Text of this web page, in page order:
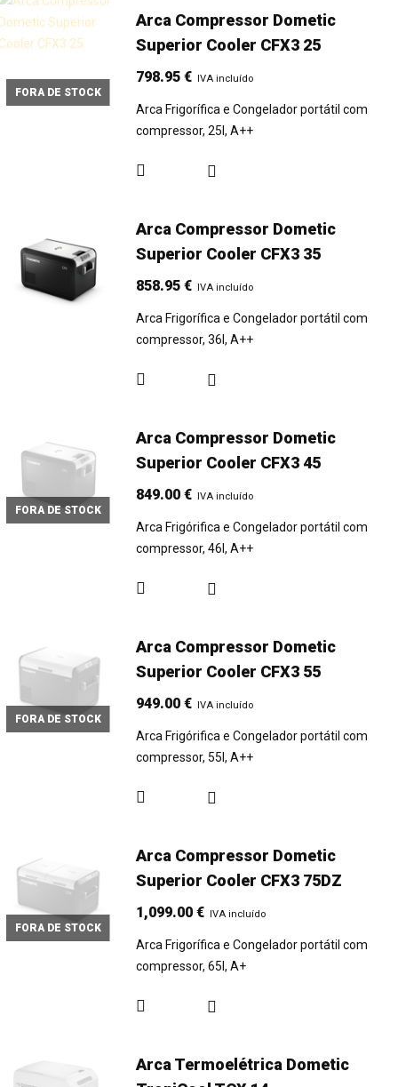
FORA DE STOCK
Arca Compressor Dometic
Superior Cooler CFX3 25
798.95€ IVA incluído
Arca Frigorífica e Congelador portátil com
compressor, 25l, A++
Arca Compressor Dometic
Superior Cooler CFX3 35
858.95€ IVA incluído
Arca Frigorífica e Congelador portátil com
compressor, 36l, A++
FORA DE STOCK
Arca Compressor Dometic
Superior Cooler CFX3 45
849.00€ IVA incluído
Arca Frigórifica e Congelador portátil com
compressor, 46l, A++
FORA DE STOCK
Arca Compressor Dometic
Superior Cooler CFX3 55
949.00€ IVA incluído
Arca Frigórifica e Congelador portátil com
compressor, 55l, A++
FORA DE STOCK
Arca Compressor Dometic
Superior Cooler CFX3 75DZ
1,099.00€ IVA incluído
Arca Frigorífica e Congelador portátil com
compressor, 65l, A+
Arca Termoelétrica Dometic